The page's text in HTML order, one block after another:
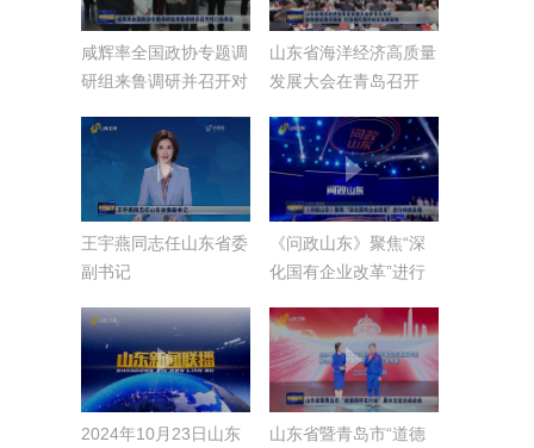
咸辉率全国政协专题调
研组来鲁调研并召开对
山东省海洋经济高质量
发展大会在青岛召开
造现代海洋经济发展高
地
王宇燕同志任山东省委
副书记
《问政山东》聚焦“深
化国有企业改革”进行
2024年10月23日山东
山东省暨青岛市“道德